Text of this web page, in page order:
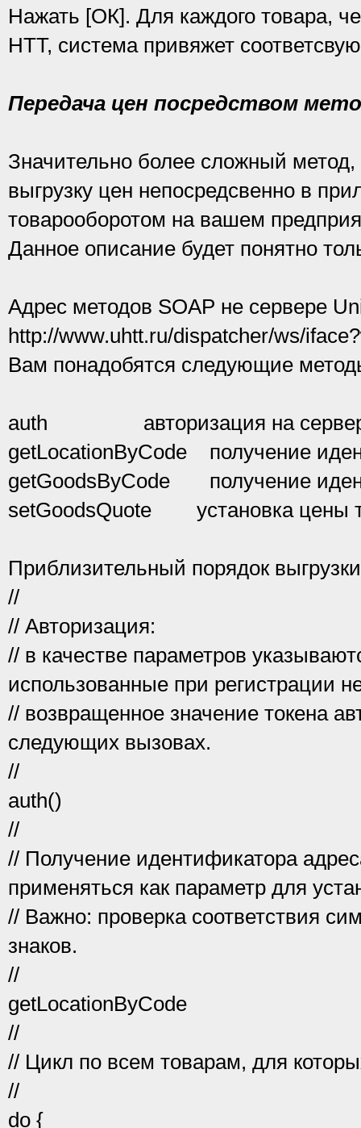
Нажать [ОК]. Для каждого товара,
HTT, система привяжет
Передача цен посредством
Значительно более сложный метод,
выгрузку цен непосредсвенно в
товарооборотом на вашем
Данное описание будет понятно
Адрес методов SOAP не сервере
http://www.uhtt.ru/dispatcher/ws/
Вам понадобятся следующие
auth авторизация на
getLocationByCode получение
getGoodsByCode получение
setGoodsQuote установка цены
Приблизительный порядок
//
// Авторизация:
// в качестве параметров
использованные при регистрации
// возвращенное значение токена
следующих вызовах.
//
auth()
//
// Получение идентификатора
применяться как параметр для
// Важно: проверка соответствия
знаков.
//
getLocationByCode
//
// Цикл по всем товарам, для
//
do {